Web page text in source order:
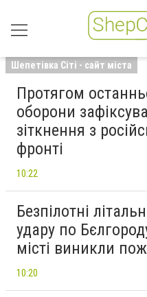
Шепетівка Сіті - сайт міста
Протягом
оборони
зіткнення з
фронті
10:22
Безпілотні
удару по
місті виникли
10:20